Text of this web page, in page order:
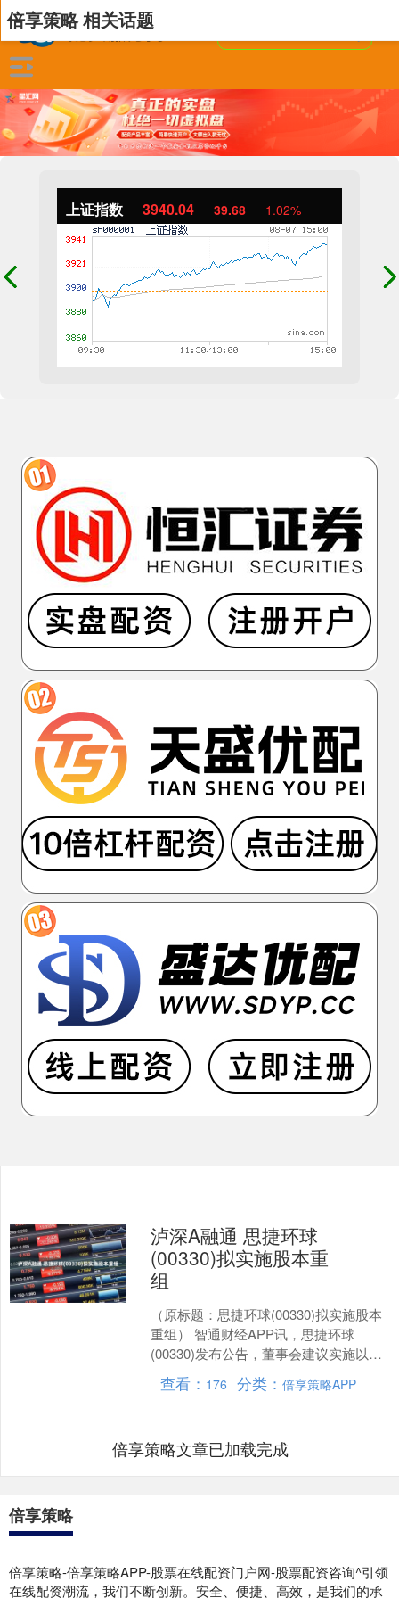
上证指数 3940.04 39.68 1.02%
倍享策略 相关话题
泸深A融通 思捷环球
(00330)拟实施股本重
组
（原标题：思捷环球(00330)拟实施股本
重组） 智通财经APP讯，思捷环球
(00330)发布公告，董事会建议实施以下
股本重组方案： 股份合并将按每10股每
股面....
查看： 176 分类：倍享策略APP
倍享策略文章已加载完成
倍享策略
倍享策略-倍享策略APP-股票在线配资门户网-股票配资咨询^引领
在线配资潮流，我们不断创新。安全、便捷、高效，是我们的承